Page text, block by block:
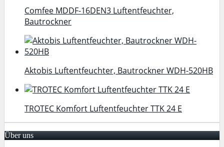
Comfee MDDF-16DEN3 Luftentfeuchter,
Bautrockner
Aktobis Luftentfeuchter, Bautrockner WDH-520HB
TROTEC Komfort Luftentfeuchter TTK 24 E
Über uns